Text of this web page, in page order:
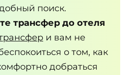
поиск.
трансфер до отеля
и вам не
о том, как
добраться